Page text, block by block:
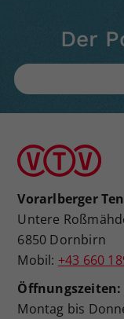
Der
Vorarlberger
Untere
6850 Dornbirn
Mobil: +43 660
Öffnungszeiten:
Montag bis